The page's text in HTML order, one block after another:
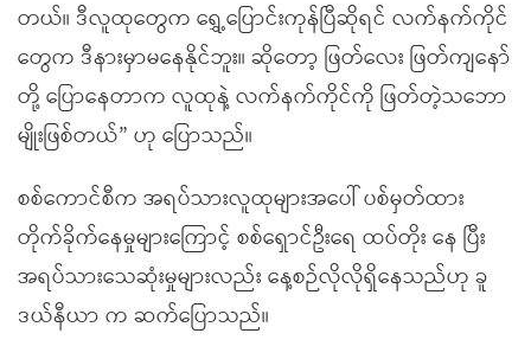
တယ်။ ဒီလူထုတွေက ရွှေ့ပြောင်းကုန်ပြီဆိုရင် လက်နက်ကိုင်
တွေက ဒီနားမှာမနေနိုင်ဘူး။ ဆိုတော့ ဖြတ်လေး ဖြတ်ကျနော်
တို့ ပြောနေတာက လူထုနဲ့ လက်နက်ကိုင်ကို ဖြတ်တဲ့သဘော
မျိုးဖြစ်တယ်” ဟု ပြောသည်။
စစ်ကောင်စီက အရပ်သားလူထုများအပေါ် ပစ်မှတ်ထား
တိုက်ခိုက်နေမှုများကြောင့် စစ်ရှောင်ဦးရေ ထပ်တိုး နေ ပြီး
အရပ်သားသေဆုံးမှုများလည်း နေ့စဉ်လိုလိုရှိနေသည်ဟု ခူ
ဒယ်နီယာ က ဆက်ပြောသည်။